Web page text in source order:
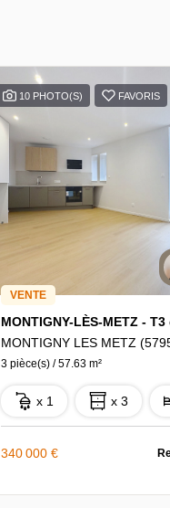
10 PHOTO(S) FAVORIS
VENTE
MONTIGNY LES METZ
3 pièce(s) / 57.63 m²
x 1 x 3
340 000 €